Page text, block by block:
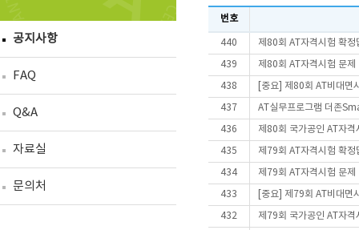
공지사항
FAQ
Q&A
자료실
문의처
번호
440 제80회 AT자격시험 확정
439 제80회 AT자격시험 문
438 [중요] 제80회 AT비대면
437 AT실무프로그램 더존
436 제80회 국가공인 AT자격
435 제79회 AT자격시험 확정
434 제79회 AT자격시험 문
433 [중요] 제79회 AT비대면
432 제79회 국가공인 AT자격